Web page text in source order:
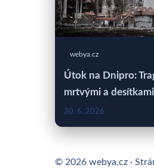
webya.cz
Útok na Dnipro:
mrtvými a
30. 6. 2026
© 2026 webya.cz ·